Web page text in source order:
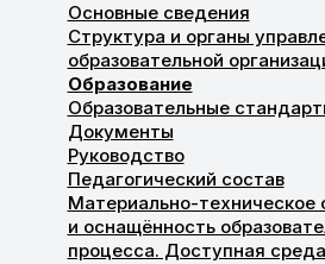
Основные сведения
Структура и органы
образовательной
Образование
Образовательные
Документы
Руководство
Педагогический состав
Материально-техническое
и оснащённость
процесса. Доступная